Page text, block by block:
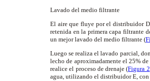
Lavado del medio filtrante
El aire que fluye por el distribuidor
retenida en la primera capa filtrante
un mejor lavado del medio filtrante (
Luego se realiza el lavado parcial,
lecho de aproximadamente el 25%
realice el proceso de drenaje (Figura 2
agua, utilizando el distribuidor E,